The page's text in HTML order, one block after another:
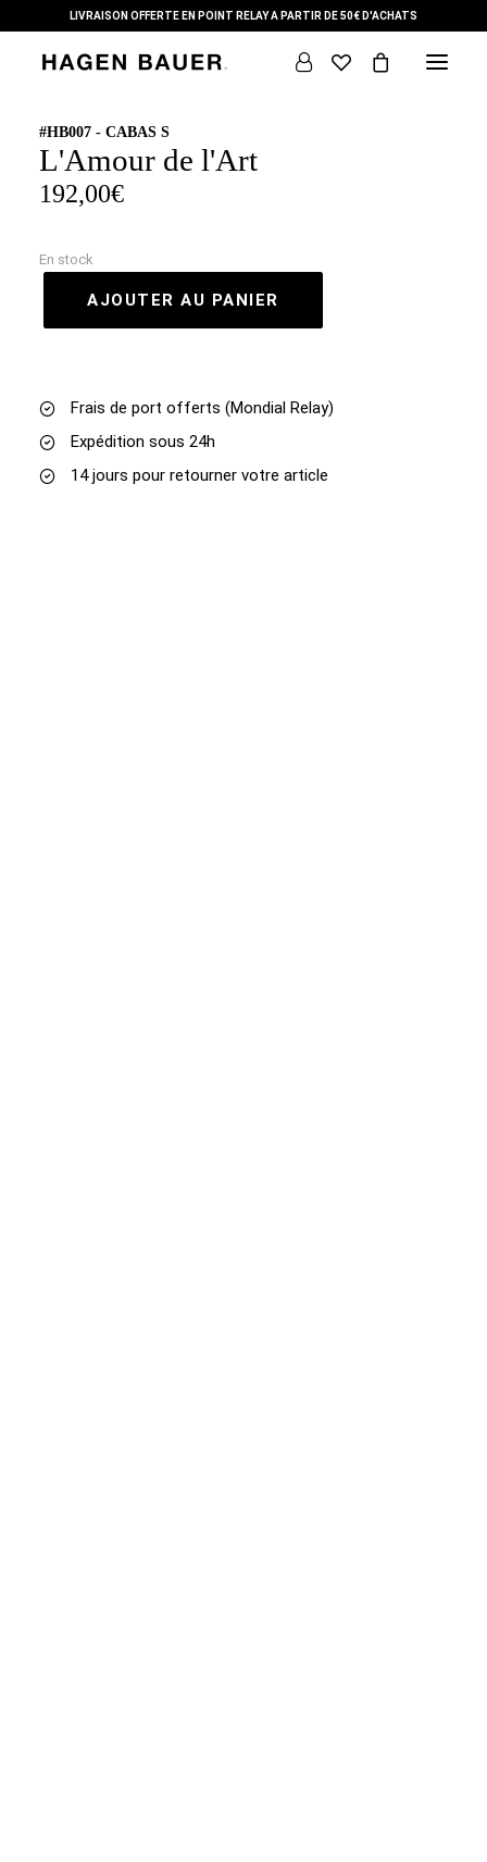
LIVRAISON OFFERTE EN POINT RELAY A PARTIR DE 50€ D'ACHATS
DÉMARCHE
COLLECTION
L’ ARTISTE
CONTACT
#HB007 - CABAS S
L'Amour de l'Art
192,00€
En stock
AJOUTER AU PANIER
Frais de port offerts (Mondial Relay)
Expédition sous 24h
14 jours pour retourner votre article